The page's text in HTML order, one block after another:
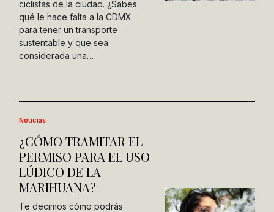
ciclistas de la ciudad. ¿Sabes
qué le hace falta a la CDMX
para tener un transporte
sustentable y que sea
considerada una…
Noticias
¿CÓMO TRAMITAR EL
PERMISO PARA EL USO
LÚDICO DE LA
MARIHUANA?
Te decimos cómo podrás